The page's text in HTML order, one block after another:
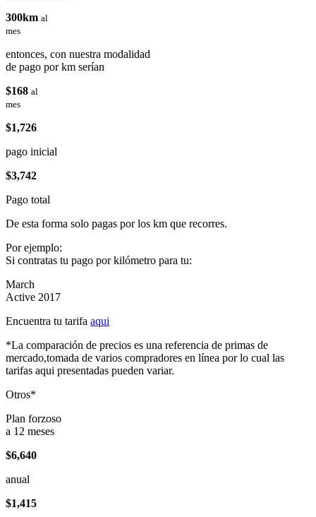
300km al
mes
entonces, con nuestra modalidad
de pago por km serían
$168 al
mes
$1,726
pago inicial
$3,742
Pago total
De esta forma solo pagas por los km que recorres.
Por ejemplo:
Si contratas tu pago por kilómetro para tu:
March
Active 2017
Encuentra tu tarifa aqui
*La comparación de precios es una referencia de primas de
mercado,tomada de varios compradores en línea por lo cual las
tarifas aqui presentadas pueden variar.
Otros*
Plan forzoso
a 12 meses
$6,640
anual
$1,415